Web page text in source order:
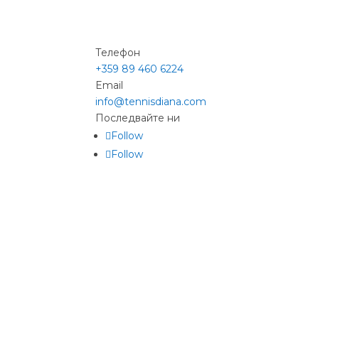
Телефон
+359 89 460 6224­
Email
info@tennisdiana.com
Последвайте ни
Follow
Follow